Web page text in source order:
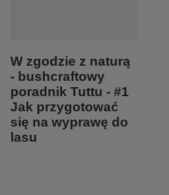
W zgodzie z naturą
- bushcraftowy
poradnik Tuttu - #1
Jak przygotować
się na wyprawę do
lasu